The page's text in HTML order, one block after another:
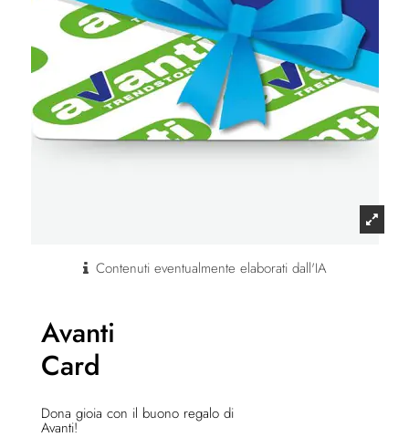
Contenuti eventualmente elaborati dall'IA
Avanti
Card
Dona gioia con il buono regalo di
Avanti!